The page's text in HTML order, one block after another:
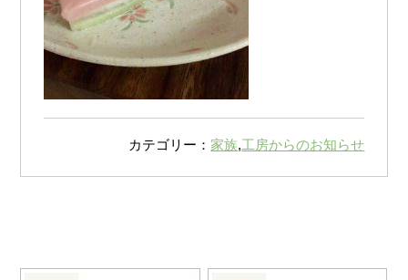
カテゴリー：家族,工房からのお知らせ